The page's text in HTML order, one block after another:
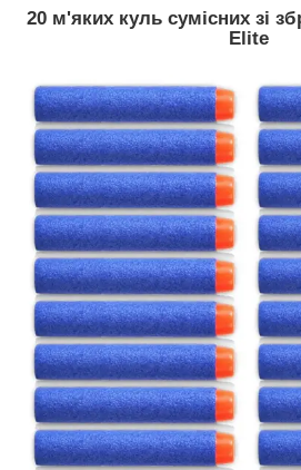
20 м'яких куль сумісних зі
Elite